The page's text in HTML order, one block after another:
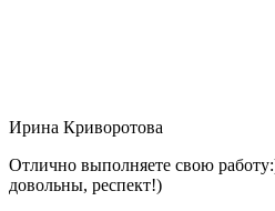
Ирина Криворотова
Отлично выполняете свою
довольны, респект!)